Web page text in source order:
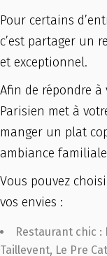
Pour certains
c’est partager un
et exceptionnel.
Afin de répondre à
Parisien met à
manger un plat
ambiance
Vous pouvez
vos envies :
Restaurant chic :
Taillevent, Le Pre